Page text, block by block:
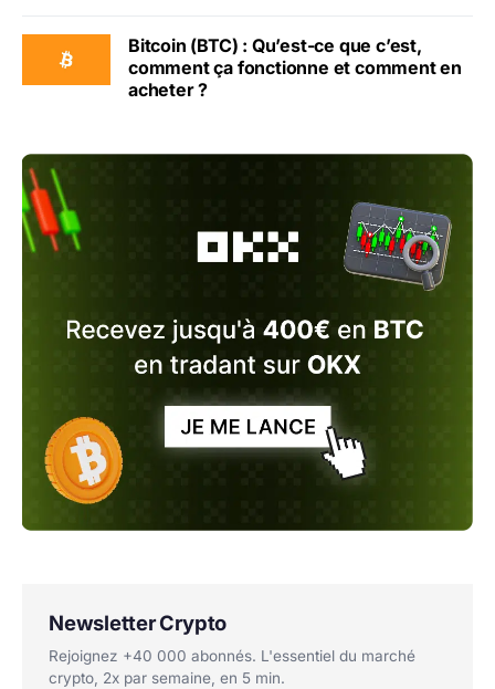
Bitcoin (BTC) : Qu’est-ce que c’est,
comment ça fonctionne et comment en
acheter ?
Newsletter Crypto
Rejoignez +40 000 abonnés. L'essentiel du marché
crypto, 2x par semaine, en 5 min.